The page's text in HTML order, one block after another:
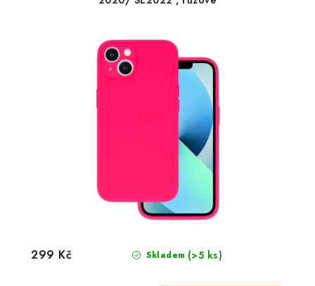
Skladem (>5 ks)
299 Kč